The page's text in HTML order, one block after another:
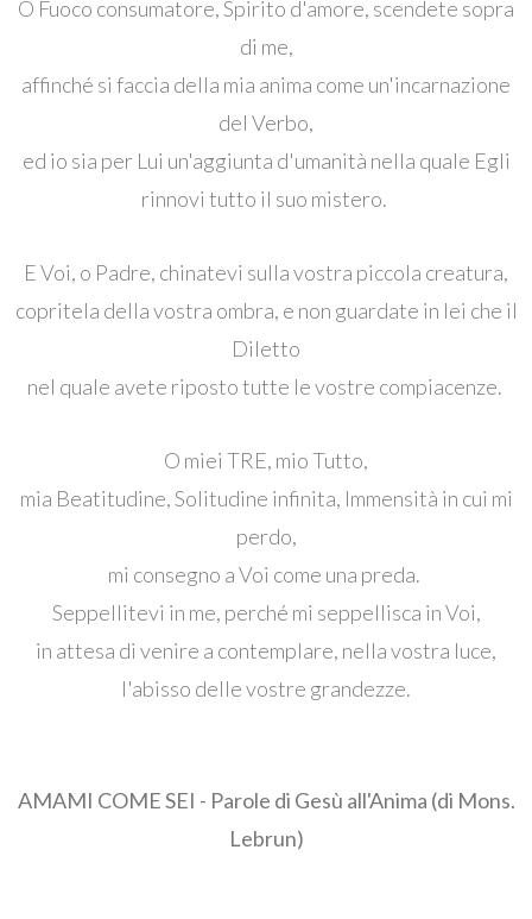
O Fuoco consumatore, Spirito d'amore, scendete sopra
di me,
affinché si faccia della mia anima come un'incarnazione
del Verbo,
ed io sia per Lui un'aggiunta d'umanità nella quale Egli
rinnovi tutto il suo mistero.
E Voi, o Padre, chinatevi sulla vostra piccola creatura,
copritela della vostra ombra, e non guardate in lei che il
Diletto
nel quale avete riposto tutte le vostre compiacenze.
O miei TRE, mio ​​Tutto,
mia Beatitudine, Solitudine infinita, Immensità in cui mi
perdo,
mi consegno a Voi come una preda.
Seppellitevi in ​​me, perché mi seppellisca in Voi,
in attesa di venire a contemplare, nella vostra luce,
l'abisso delle vostre grandezze.
AMAMI COME SEI - Parole di Gesù all'Anima (di Mons.
Lebrun)